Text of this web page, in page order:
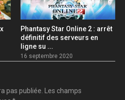
Phantasy Star Online 2 : arrêt
définitif des serveurs en
ligne su ...
16 septembre 2020
pas publiée. Les champs